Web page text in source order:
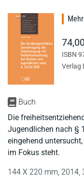
Buch
Die
Jugendlichen nach §
eingehend
im Fokus steht.
144 X 220 mm, 2014,
ISBN
Verlag